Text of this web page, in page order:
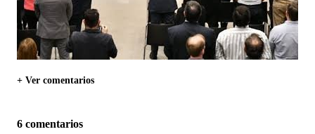
+ Ver comentarios
6 comentarios